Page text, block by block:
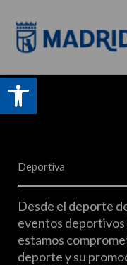
Abrir barra
contenido
Deportiva
Desde el deporte
eventos
estamos
deporte y su